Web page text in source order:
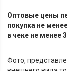
Оптовые цены
покупка не
в чеке не менее
Фото,